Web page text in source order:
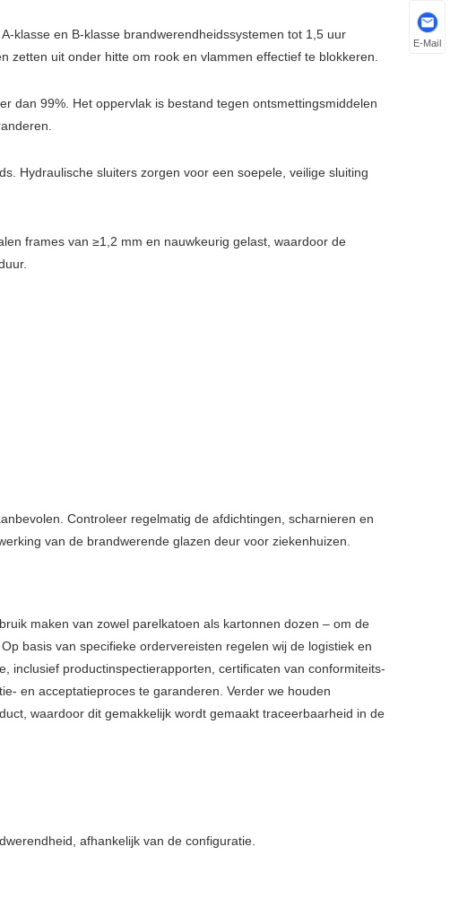
klasse en B-klasse brandwerendheidssystemen tot 1,5 uur
zetten uit onder hitte om rook en vlammen effectief te blokkeren.
dan 99%. Het oppervlak is bestand tegen ontsmettingsmiddelen
Hydraulische sluiters zorgen voor een soepele, veilige sluiting
frames van ≥1,2 mm en nauwkeurig gelast, waardoor de
Controleer regelmatig de afdichtingen, scharnieren en
van de brandwerende glazen deur voor ziekenhuizen.
maken van zowel parelkatoen als kartonnen dozen – om de
basis van specifieke ordervereisten regelen wij de logistiek en
inclusief productinspectierapporten, certificaten van conformiteits-
en acceptatieproces te garanderen. Verder we houden
waardoor dit gemakkelijk wordt gemaakt traceerbaarheid in de
afhankelijk van de configuratie.
E-Mail